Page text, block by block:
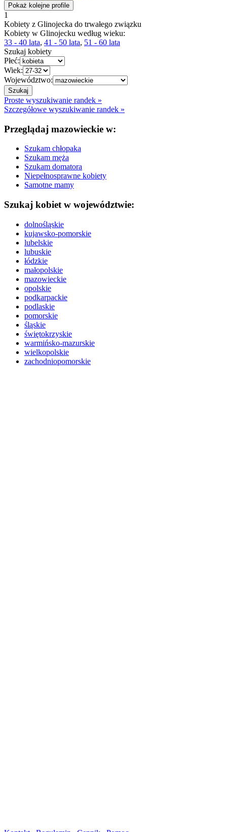
Pokaż kolejne profile
1
Kobiety z Glinojecka do trwałego związku
Kobiety w Glinojecku według wieku:
33 - 40 lata, 41 - 50 lata, 51 - 60 lata
Szukaj kobiety
Płeć:
Wiek:
Województwo:
Proste wyszukiwanie randek »
Szczegółowe wyszukiwanie randek »
Przeglądaj mazowieckie w:
Szukam chłopaka
Szukam męża
Szukam domatora
Niepełnosprawne kobiety
Samotne mamy
Szukaj kobiet w województwie:
dolnośląskie
kujawsko-pomorskie
lubelskie
lubuskie
łódzkie
małopolskie
mazowieckie
opolskie
podkarpackie
podlaskie
pomorskie
śląskie
świętokrzyskie
warmińsko-mazurskie
wielkopolskie
zachodniopomorskie